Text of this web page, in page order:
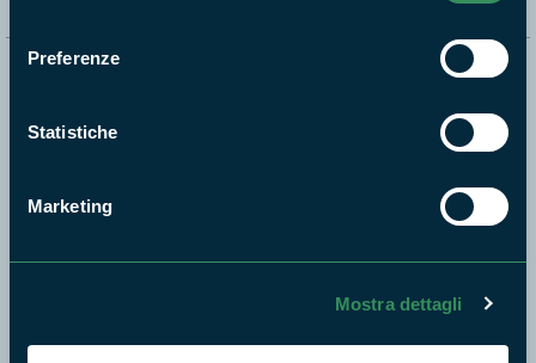
Preferenze
Statistiche
Marketing
Mostra dettagli
Punti di interesse
Storie